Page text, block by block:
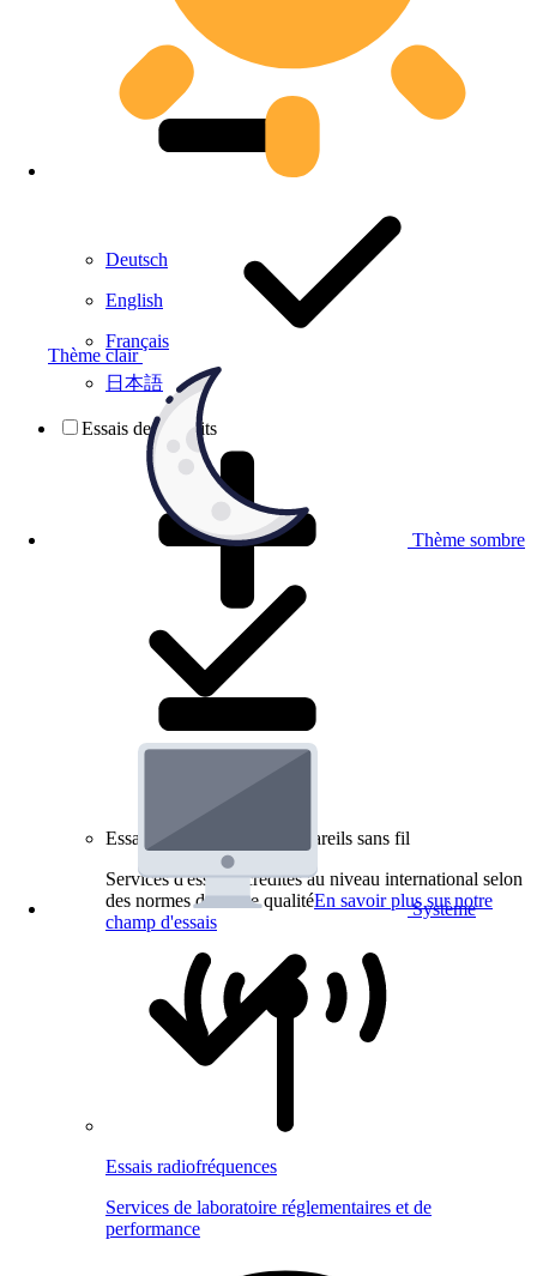
Thème clair
Thème sombre
Système
Deutsch
English
Français
日本語
Essais de produits
Essais de produits pour appareils sans fil
Services d'essai accrédités au niveau international selon
des normes de haute qualitéEn savoir plus sur notre
champ d'essais
Essais radiofréquences
Services de laboratoire réglementaires et de
performance